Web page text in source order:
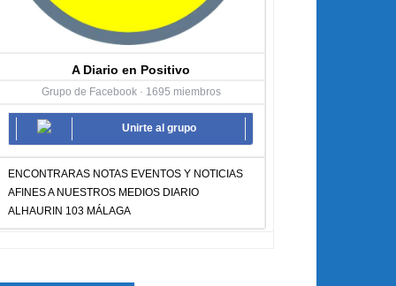
A Diario en Positivo
Grupo de Facebook · 1695 miembros
Unirte al grupo
ENCONTRARAS NOTAS EVENTOS Y NOTICIAS
AFINES A NUESTROS MEDIOS DIARIO
ALHAURIN 103 MÁLAGA